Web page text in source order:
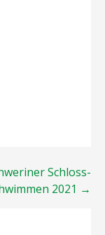
Schloss-
2021 →